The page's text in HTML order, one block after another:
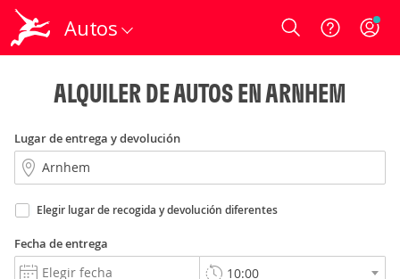
Autos Login
ALQUILER DE AUTOS EN ARNHEM
Lugar de entrega y devolución
Elegir lugar de recogida y devolución diferentes
Fecha de entrega